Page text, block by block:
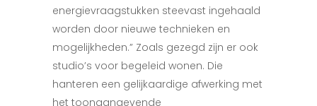
energievraagstukken steevast ingehaald
worden door nieuwe technieken en
mogelijkheden.” Zoals gezegd zijn er ook
studio’s voor begeleid wonen. Die
hanteren een gelijkaardige afwerking met
het toonaangevende